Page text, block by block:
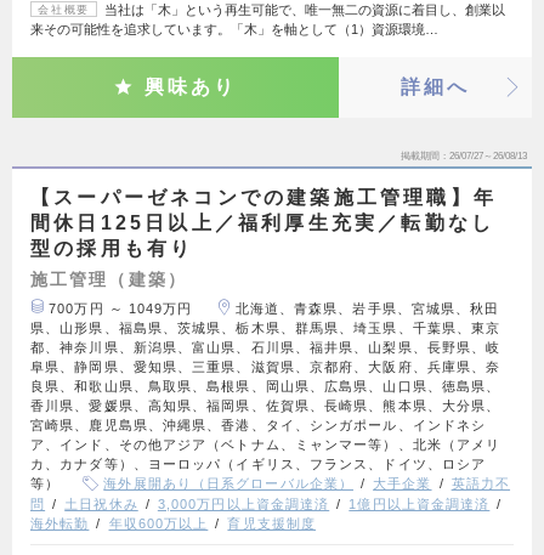
会社概要
当社は「木」という再生可能で、唯一無二の資源に着目し、創業以
来その可能性を追求しています。「木」を軸として（1）資源環境…
興味あり 詳細へ
掲載期間 26/07/27～26/08/13
【スーパーゼネコンでの建築施工管理職】年
間休日125日以上／福利厚生充実／転勤なし
型の採用も有り
施工管理（建築）
700万円 ～ 1049万円
北海道、青森県、岩手県、宮城県、秋田
県、山形県、福島県、茨城県、栃木県、群馬県、埼玉県、千葉県、東京
都、神奈川県、新潟県、富山県、石川県、福井県、山梨県、長野県、岐
阜県、静岡県、愛知県、三重県、滋賀県、京都府、大阪府、兵庫県、奈
良県、和歌山県、鳥取県、島根県、岡山県、広島県、山口県、徳島県、
香川県、愛媛県、高知県、福岡県、佐賀県、長崎県、熊本県、大分県、
宮崎県、鹿児島県、沖縄県、香港、タイ、シンガポール、インドネシ
ア、インド、その他アジア（ベトナム、ミャンマー等）、北米（アメリ
カ、カナダ等）、ヨーロッパ（イギリス、フランス、ドイツ、ロシア
等）
海外展開あり（日系グローバル企業） 大手企業
英語力不
問
土日祝休み 3,000万円以上資金調達済
1億円以上資金調達済
海外転勤
年収600万以上 育児支援制度